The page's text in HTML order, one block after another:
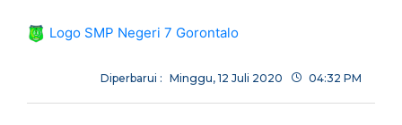
Logo SMP Negeri 7 Gorontalo
Diperbarui : Minggu, 12 Juli 2020 04:32 PM